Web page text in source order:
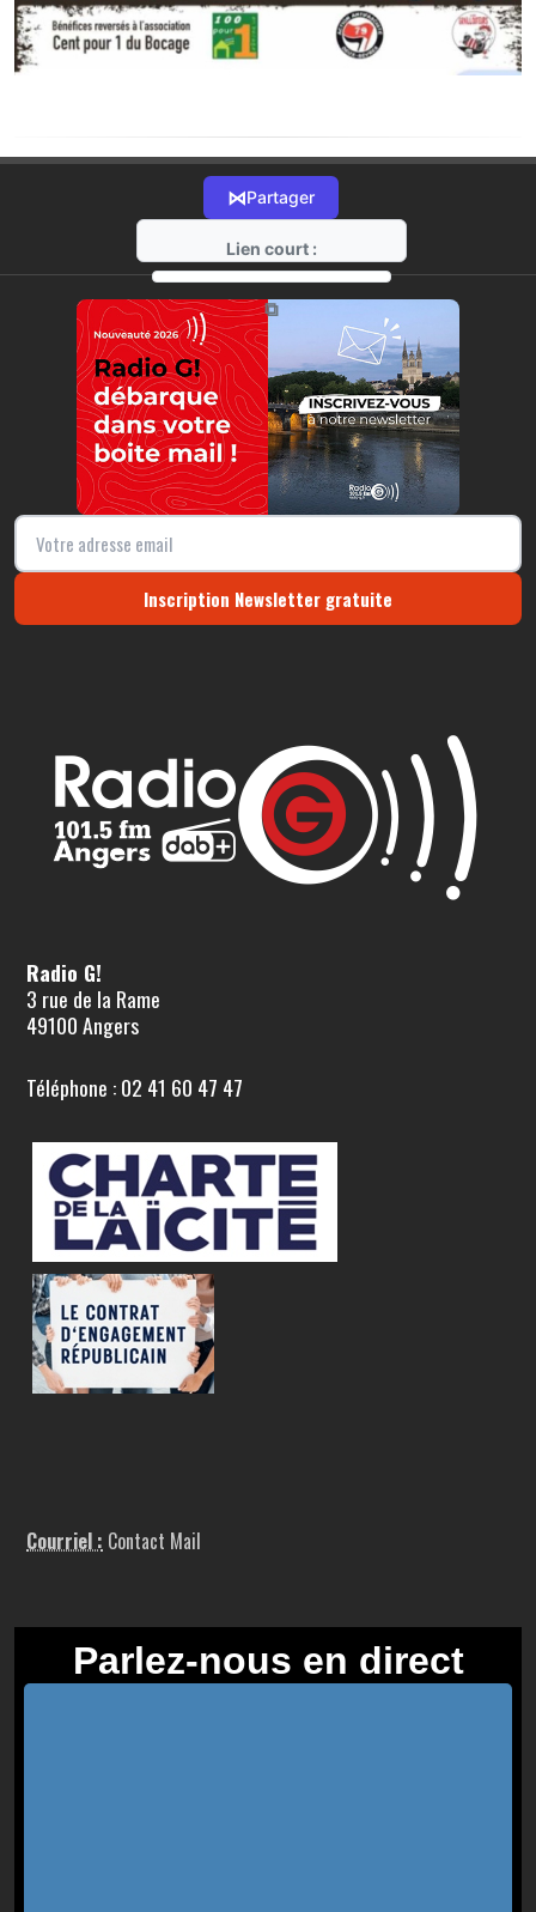
⋈Partager
Lien court :
https://radio-g.fr?12810
⧉
Inscription Newsletter gratuite
Radio G!
3 rue de la Rame
49100 Angers
Téléphone : 02 41 60 47 47
Courriel : Contact Mail